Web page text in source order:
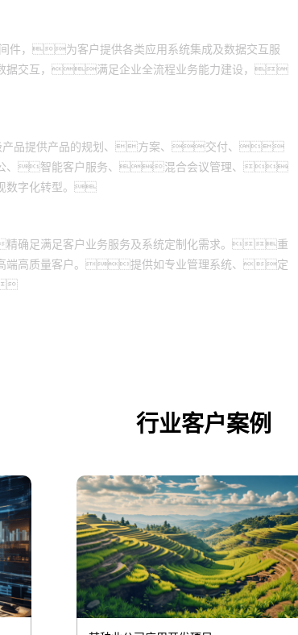
件，为客户提供各类应用系统集成及数据交互服
据交互，满足企业全流程业务能力建设，
产品提供产品的规划、方案、交付、
公、智能客户服务、混合会议管理、
数字化转型。
确足满足客户业务服务及系统定制化需求。重
高质量客户。提供如专业管理系统、定

行业客户案例